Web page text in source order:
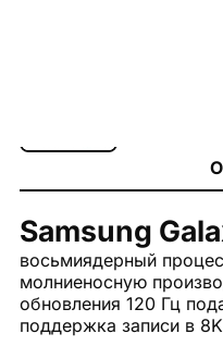
Samsung
восьмиядерный
молниеносную
обновления 120 Гц
поддержка записи в